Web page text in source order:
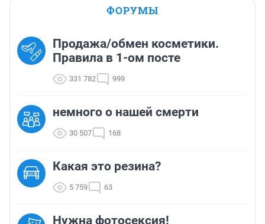
ФОРУМЫ
Продажа/обмен косметики.
Правила в 1-ом посте
331 782 999
немного о нашей смерти
30 507 168
Какая это резина?
5 759 63
Нужна фотосексия!